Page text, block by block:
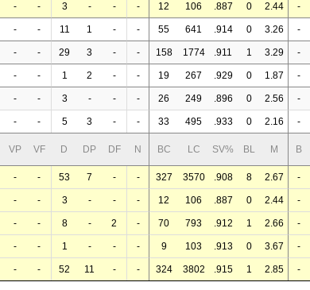
- - 3 - - - 12 106 .887 0 2.44 -
- - 11 1 - - 55 641 .914 0 3.26 -
- - 29 3 - - 158 1774 .911 1 3.29 -
- - 1 2 - - 19 267 .929 0 1.87 -
- - 3 - - - 26 249 .896 0 2.56 -
- - 5 3 - - 33 495 .933 0 2.16 -
VP VF D DP DF N BC LC SV% BL M B
- - 53 7 - - 327 3570 .908 8 2.67 -
- - 3 - - - 12 106 .887 0 2.44 -
- - 8 - 2 - 70 793 .912 1 2.66 -
- - 1 - - - 9 103 .913 0 3.67 -
- - 52 11 - - 324 3802 .915 1 2.85 -